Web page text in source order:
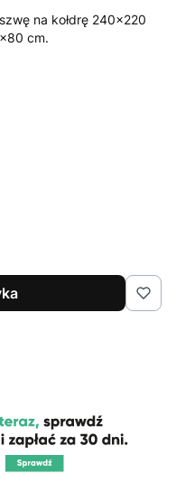
na kołdrę 240×220
cm.